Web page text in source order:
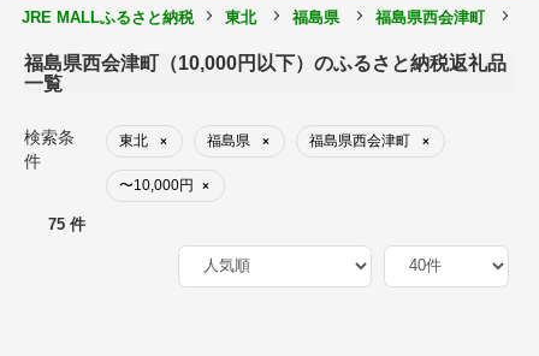
JRE MALLふるさと納税 東北 福島県 福島県西会津町
福島県西会津町（10,000円以下）のふるさと納税返礼品
一覧
検索条
件
東北 × 福島県 × 福島県西会津町 ×
〜10,000円 ×
75 件